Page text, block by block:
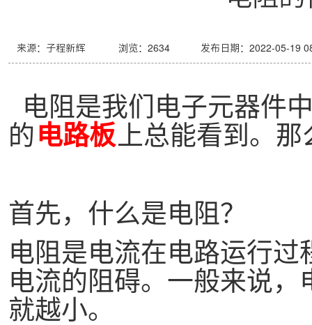
来源：子程新辉 浏览： 2634 发布日期：2022-05-19
电阻是我们电子元器件
的电路板 上总能看到。
首先，什么是电阻？
电阻是电流在电路运行
电流的阻碍。一般来说
就越小。